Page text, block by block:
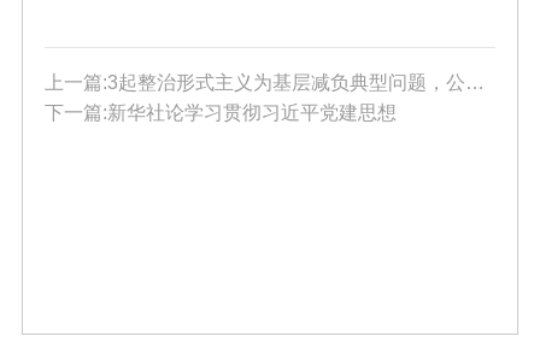
上一篇:3起整治形式主义为基层减负典型问题，公开通报！
下一篇:新华社论学习贯彻习近平党建思想